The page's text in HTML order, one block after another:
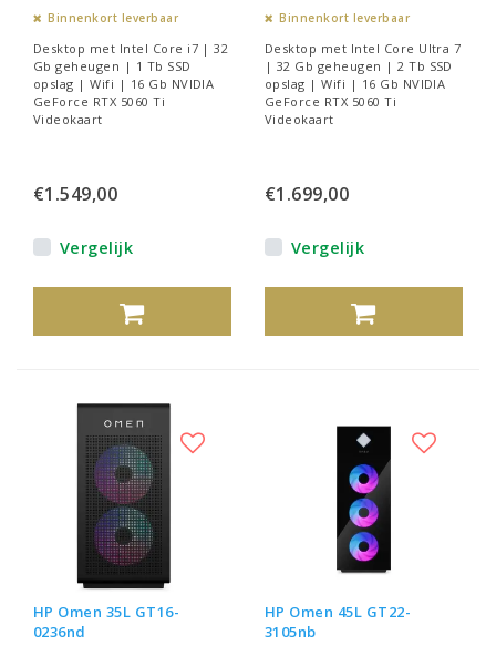
Binnenkort leverbaar
Desktop met Intel Core i7 | 32
Gb geheugen | 1 Tb SSD
opslag | Wifi | 16 Gb NVIDIA
GeForce RTX 5060 Ti
Videokaart
€1.549,00
Vergelijk
Binnenkort leverbaar
Desktop met Intel Core Ultra 7
| 32 Gb geheugen | 2 Tb SSD
opslag | Wifi | 16 Gb NVIDIA
GeForce RTX 5060 Ti
Videokaart
€1.699,00
Vergelijk
HP Omen 35L GT16-
0236nd
HP Omen 45L GT22-
3105nb